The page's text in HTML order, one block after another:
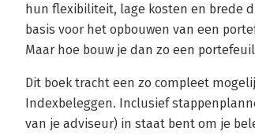
hun flexibiliteit, lage kosten en brede
basis voor het opbouwen van een
Maar hoe bouw je dan zo een
Dit boek tracht een zo compleet
Indexbeleggen. Inclusief
van je adviseur) in staat bent om je